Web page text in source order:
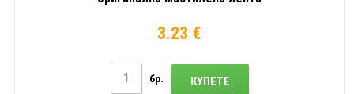
3.23 €
бр. КУПЕТЕ